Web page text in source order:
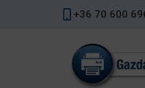
+36 70 600